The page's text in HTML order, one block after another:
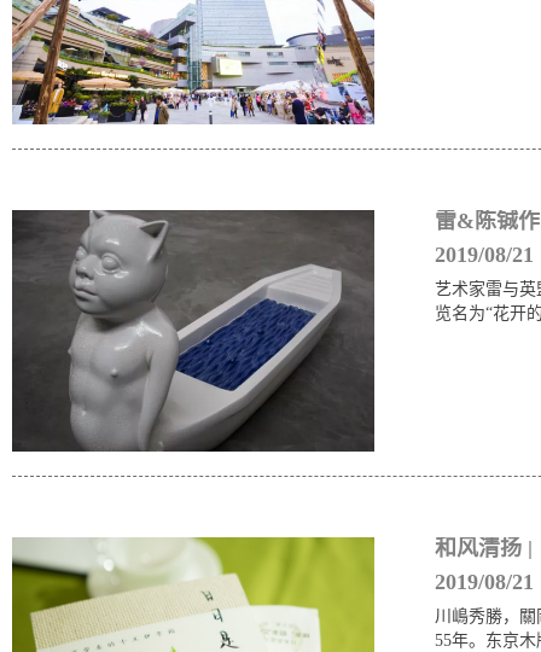
雷&陈铖
2019/08/21
艺术家雷与
览名为“花开
和风清扬 |
2019/08/21
川嶋秀勝，
55年。东京